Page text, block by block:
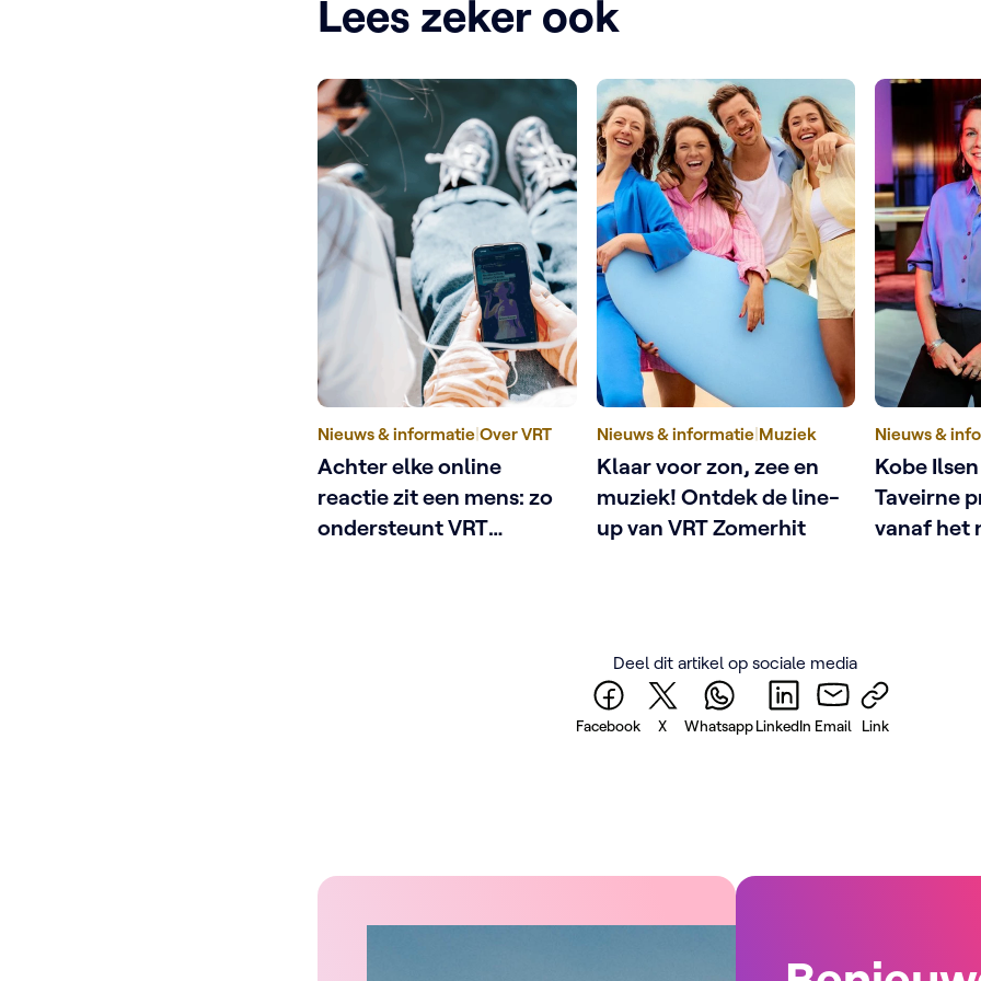
Lees zeker ook
Nieuws & informatie|Over VRT
Achter elke online
reactie zit een mens: zo
ondersteunt VRT
Nieuws & informatie|Muziek
Klaar voor zon, zee en
muziek! Ontdek de line-
up van VRT Zomerhit
Nieuws &
Kobe
Taveirne
vanaf het
Deel dit artikel op sociale media
Facebook X WhatsappLinkedIn Email Link